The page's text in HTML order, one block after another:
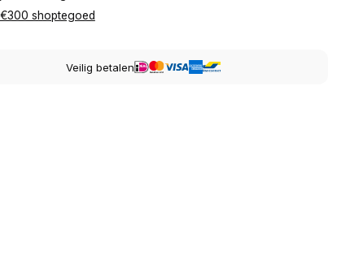
shoptegoed
Veilig betalen